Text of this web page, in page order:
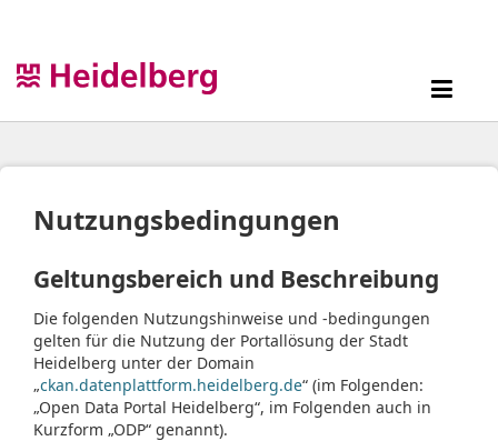
Nutzungsbedingungen
Geltungsbereich und Beschreibung
Die folgenden Nutzungshinweise und -bedingungen
gelten für die Nutzung der Portallösung der Stadt
Heidelberg unter der Domain
„ckan.datenplattform.heidelberg.de“ (im Folgenden:
„Open Data Portal Heidelberg“, im Folgenden auch in
Kurzform „ODP“ genannt).